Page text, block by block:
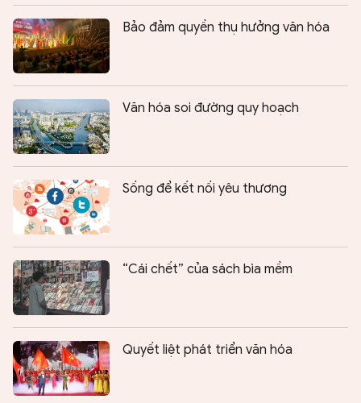
Bảo đảm quyền thụ hưởng văn hóa
Văn hóa soi đường quy hoạch
Sống để kết nối yêu thương
“Cái chết” của sách bìa mềm
Quyết liệt phát triển văn hóa